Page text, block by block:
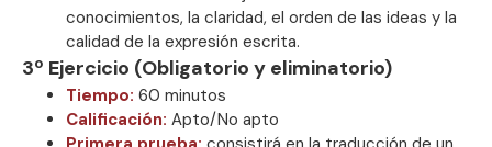
conocimientos, la claridad, el orden de las ideas y la
calidad de la expresión escrita.
3º Ejercicio (Obligatorio y eliminatorio)
Tiempo: 60 minutos
Calificación: Apto/No apto